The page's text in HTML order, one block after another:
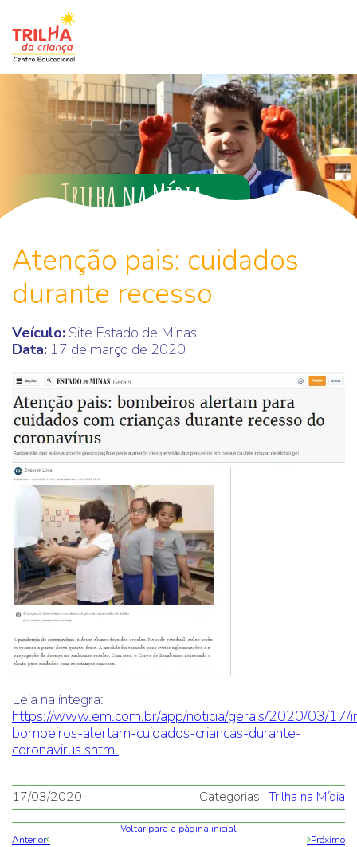
Saltar para o conteúdo principal
Ir para o footer
Trilha na Mídia
Atenção pais: cuidados
durante recesso
Veículo: Site Estado de Minas
Data: 17 de março de 2020
Leia na íntegra:
https://www.em.com.br/app/noticia/gerais/2020/03/
bombeiros-alertam-cuidados-criancas-durante-
coronavirus.shtml
17/03/2020 Categorias: Trilha na Mídia
Voltar para a página inicial
Anterior
Próximo